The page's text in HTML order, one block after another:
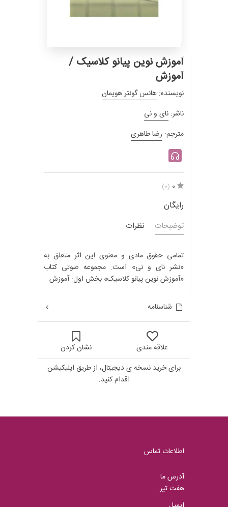
آموزش نوین پیانو کلاسیک /
آموزش
نویسنده: هانس گونتر هویمان
ناشر: نای و نی
مترجم: رضا طاهری
0
(0)
رایگان
توضیحات نظرات
تمامی حقوق مادی و معنوی این اثر متعلق به
«نشر نای و نی» است. مجموعه صوتی کتاب
«آموزش نوین پیانو کلاسیک» بخش اول: آموزش
شناسنامه
علاقه مندی
نشان کردن
برای خرید نسخه ی دیجیتال، از طریق اپلیکیشن
اقدام کنید.
اطلاعات تماس
آدرس ما
هفت تیر